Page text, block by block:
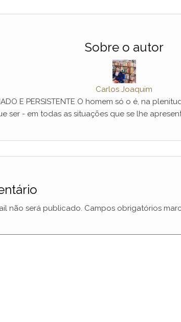
Sobre o autor
Carlos Joaquim
E PERSISTENTE O homem só o é, na
ser - em todas as situações que se lhe
não será publicado. Campos obrigatórios